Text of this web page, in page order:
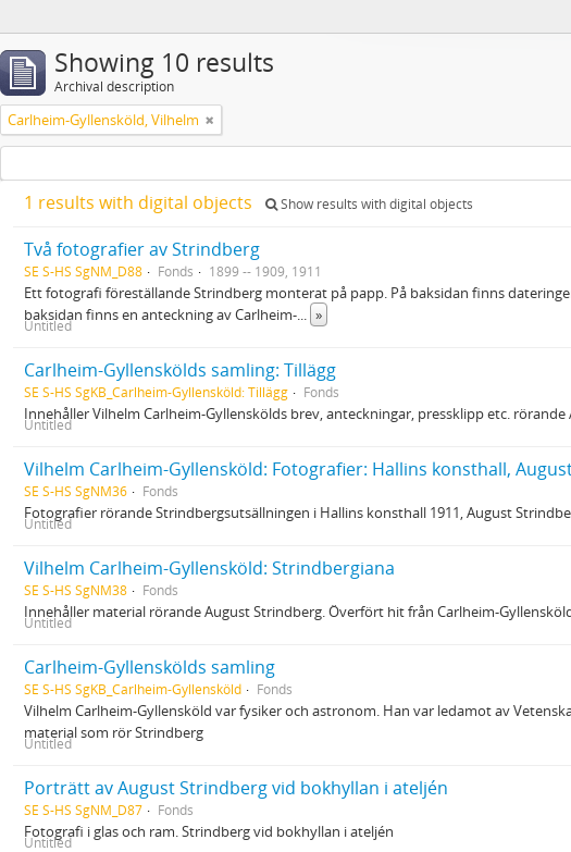
Showing 10 results
Archival description
Carlheim-Gyllensköld, Vilhelm
1 results with digital objects Show results with digital objects
Två fotografier av Strindberg
SE S-HS SgNM_D88 Fonds 1899 -- 1909, 1911
Ett fotografi föreställande Strindberg monterat på papp. På baksidan finns
baksidan finns en anteckning av Carlheim-... »
Untitled
Carlheim-Gyllenskölds samling: Tillägg
SE S-HS SgKB_Carlheim-Gyllensköld: Tillägg Fonds
Innehåller Vilhelm Carlheim-Gyllenskölds brev, anteckningar, pressklipp etc.
Untitled
Vilhelm Carlheim-Gyllensköld: Fotografier: Hallins konsthall,
SE S-HS SgNM36 Fonds
Fotografier rörande Strindbergsutsällningen i Hallins konsthall 1911, August
Untitled
Vilhelm Carlheim-Gyllensköld: Strindbergiana
SE S-HS SgNM38 Fonds
Innehåller material rörande August Strindberg. Överfört hit från Carlheim-
Untitled
Carlheim-Gyllenskölds samling
SE S-HS SgKB_Carlheim-Gyllensköld Fonds
Vilhelm Carlheim-Gyllensköld var fysiker och astronom. Han var ledamot av
material som rör Strindberg
Untitled
Porträtt av August Strindberg vid bokhyllan i ateljén
SE S-HS SgNM_D87 Fonds
Fotografi i glas och ram. Strindberg vid bokhyllan i ateljén
Untitled